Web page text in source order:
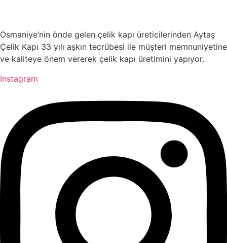
Osmaniye’nin önde gelen çelik kapı üreticilerinden Aytaş
Çelik Kapı 33 yılı aşkın tecrübesi ile müşteri memnuniyetine
ve kaliteye önem vererek çelik kapı üretimini yapıyor.
Instagram